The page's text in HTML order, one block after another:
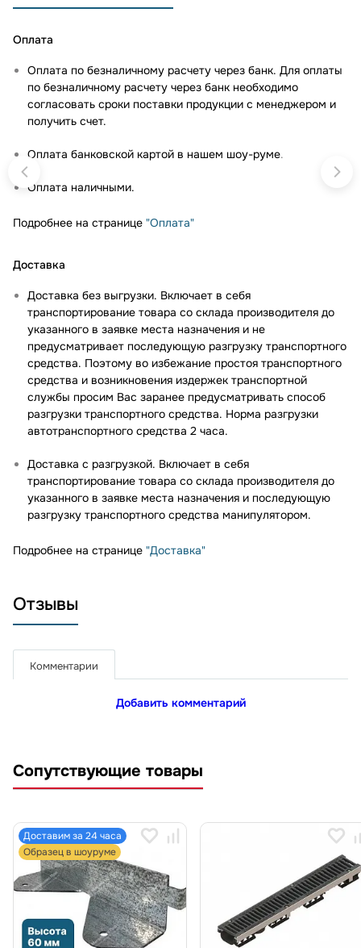
Оплата
Оплата по безналичному расчету через банк. Для оплаты
по безналичному расчету через банк необходимо
согласовать сроки поставки продукции с менеджером и
получить счет.
Оплата банковской картой в нашем шоу-руме.
Оплата наличными.
Подробнее на странице "Оплата"
Доставка
Доставка без выгрузки. Включает в себя
транспортирование товара со склада производителя до
указанного в заявке места назначения и не
предусматривает последующую разгрузку транспортного
средства. Поэтому во избежание простоя транспортного
средства и возникновения издержек транспортной
службы просим Вас заранее предусматривать способ
разгрузки транспортного средства. Норма разгрузки
автотранспортного средства 2 часа.
Доставка с разгрузкой. Включает в себя
транспортирование товара со склада производителя до
указанного в заявке места назначения и последующую
разгрузку транспортного средства манипулятором.
Подробнее на странице "Доставка"
Отзывы
Комментарии
Добавить комментарий
Сопутствующие товары
Доставим за 24 часа
Образец в шоуруме